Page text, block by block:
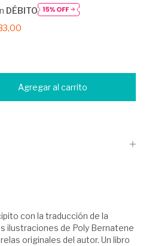
DÉBITO
con la traducción de la
ilustraciones de Poly Bernatene
originales del autor. Un libro